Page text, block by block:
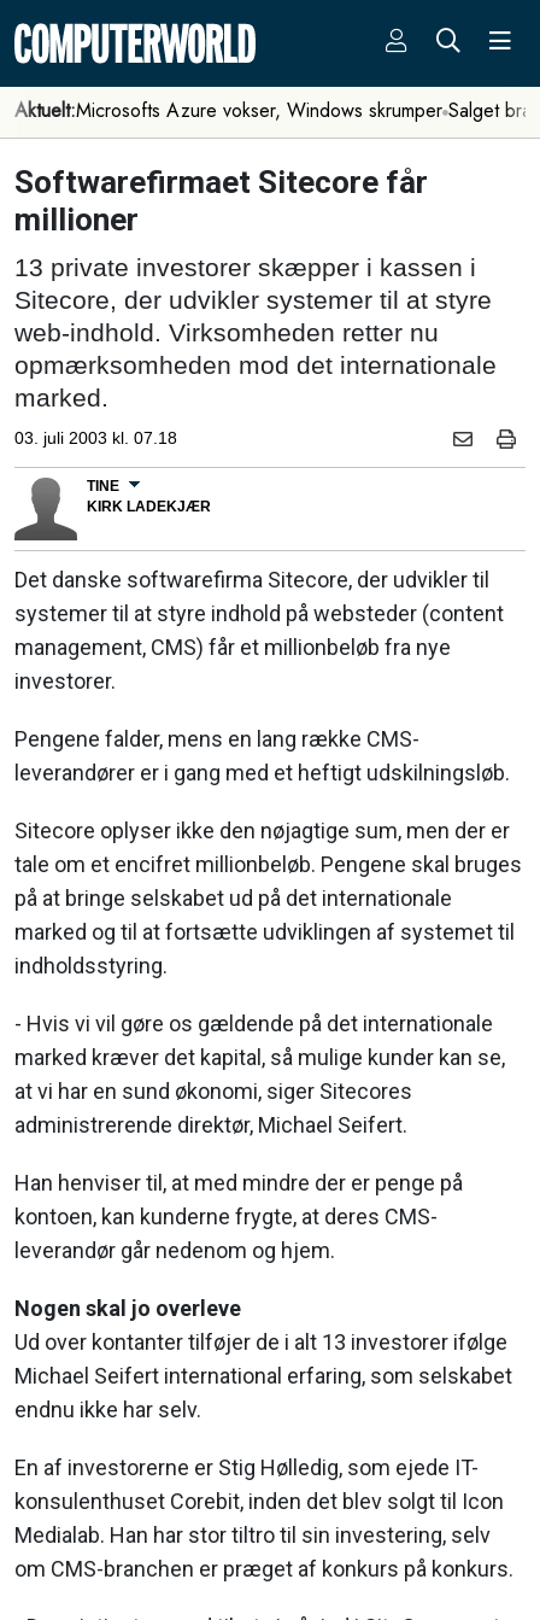
Aktuelt:Microsofts Azure vokser, Windows skrumper Salget
Softwarefirmaet Sitecore får
millioner
13 private investorer skæpper i kassen i
Sitecore, der udvikler systemer til at styre
web-indhold. Virksomheden retter nu
opmærksomheden mod det internationale
marked.
03. juli 2003 kl. 07.18
TINE
KIRK LADEKJÆR
Det danske softwarefirma Sitecore, der udvikler til
systemer til at styre indhold på websteder (content
management, CMS) får et millionbeløb fra nye
investorer.
Pengene falder, mens en lang række CMS-
leverandører er i gang med et heftigt udskilningsløb.
Sitecore oplyser ikke den nøjagtige sum, men der er
tale om et encifret millionbeløb. Pengene skal bruges
på at bringe selskabet ud på det internationale
marked og til at fortsætte udviklingen af systemet til
indholdsstyring.
- Hvis vi vil gøre os gældende på det internationale
marked kræver det kapital, så mulige kunder kan se,
at vi har en sund økonomi, siger Sitecores
administrerende direktør, Michael Seifert.
Han henviser til, at med mindre der er penge på
kontoen, kan kunderne frygte, at deres CMS-
leverandør går nedenom og hjem.
Nogen skal jo overleve
Ud over kontanter tilføjer de i alt 13 investorer ifølge
Michael Seifert international erfaring, som selskabet
endnu ikke har selv.
En af investorerne er Stig Hølledig, som ejede IT-
konsulenthuset Corebit, inden det blev solgt til Icon
Medialab. Han har stor tiltro til sin investering, selv
om CMS-branchen er præget af konkurs på konkurs.